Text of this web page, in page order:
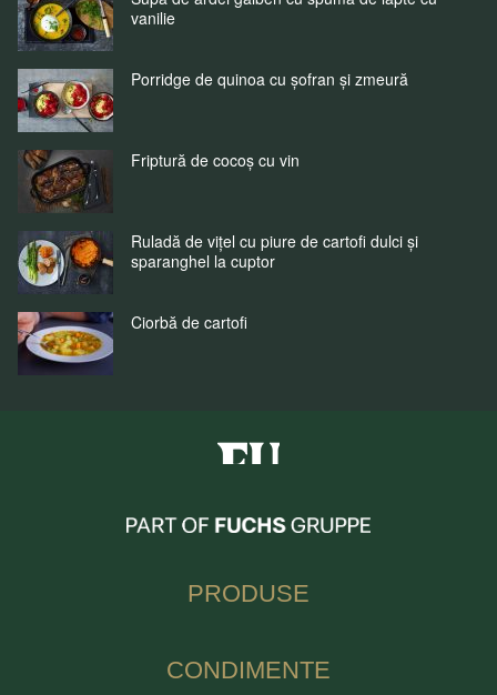
vanilie
Porridge de quinoa cu șofran și zmeură
Friptură de cocoș cu vin
Ruladă de vițel cu piure de cartofi dulci și
sparanghel la cuptor
Ciorbă de cartofi
PRODUSE
CONDIMENTE